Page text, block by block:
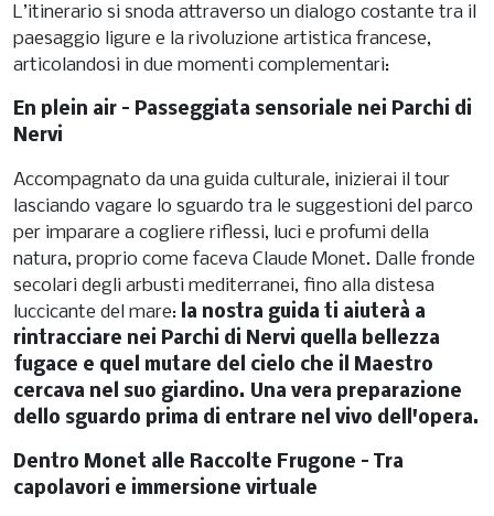
L’itinerario si snoda attraverso un dialogo costante tra il
paesaggio ligure e la rivoluzione artistica francese,
articolandosi in due momenti complementari:
En plein air – Passeggiata sensoriale nei Parchi di
Nervi
Accompagnato da una guida culturale, inizierai il tour
lasciando vagare lo sguardo tra le suggestioni del parco
per imparare a cogliere riflessi, luci e profumi della
natura, proprio come faceva Claude Monet. Dalle fronde
secolari degli arbusti mediterranei, fino alla distesa
luccicante del mare: la nostra guida ti aiuterà a
rintracciare nei Parchi di Nervi quella bellezza
fugace e quel mutare del cielo che il Maestro
cercava nel suo giardino. Una vera preparazione
dello sguardo prima di entrare nel vivo dell'opera.
Dentro Monet alle Raccolte Frugone – Tra
capolavori e immersione virtuale